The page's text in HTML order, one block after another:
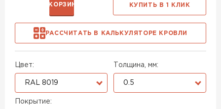
Цвет:
RAL 8019
Толщина, мм:
0.5
Покрытие:
РАССЧИТАТЬ В КАЛЬКУЛЯТОРЕ КРОВЛИ
В КОРЗИНУ КУПИТЬ В 1 КЛИК